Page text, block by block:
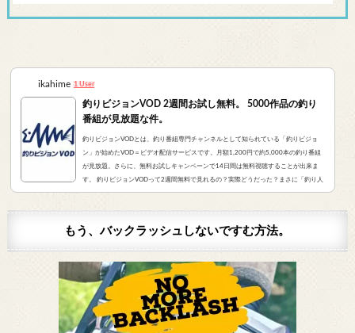
ガルシア’...
ikahime 1 User
釣りビジョンVOD 2週間お試し無料。 5000作品の釣り
番組が見放題な件。
釣りビジョンVODとは、釣り番組専門チャンネルとして知られている「釣りビジョ
ン」が始めたVOD＝ビデオ配信サービスです。月額1,200円で約5,000本の釣り番組
が見放題。さらに、無料お試しキャンペーンで14日間は無料視聴することが出来ま
す。 釣りビジョンVODって2週間無料で見れるの？実際どうだった？まさに「釣り人
が求めていたVOD」でした。実際にサービスを申し込んだので、レビューをお伝えし
もう、バックラッシュしないですむ方法。